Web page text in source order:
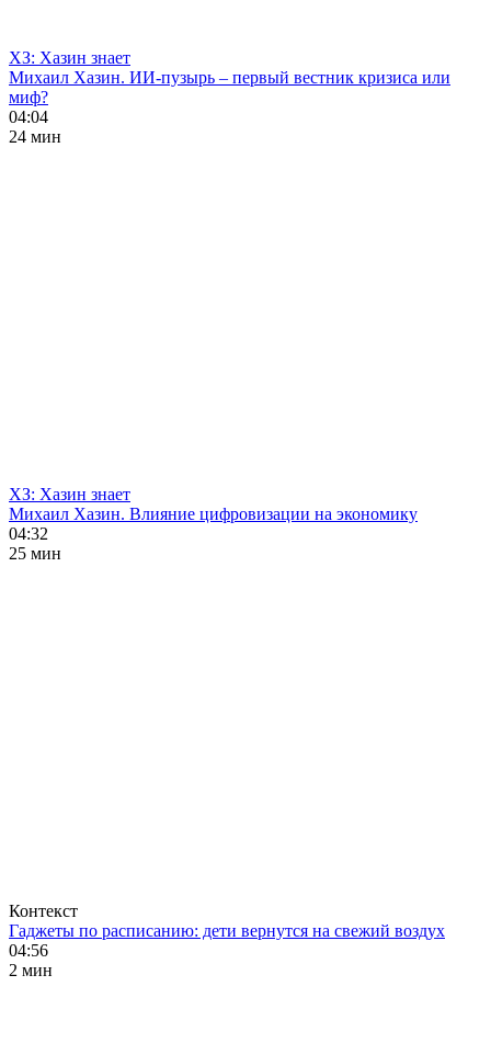
ХЗ: Хазин знает
Михаил Хазин. ИИ-пузырь – первый вестник кризиса или
миф?
04:04
24 мин
ХЗ: Хазин знает
Михаил Хазин. Влияние цифровизации на экономику
04:32
25 мин
Контекст
Гаджеты по расписанию: дети вернутся на свежий воздух
04:56
2 мин